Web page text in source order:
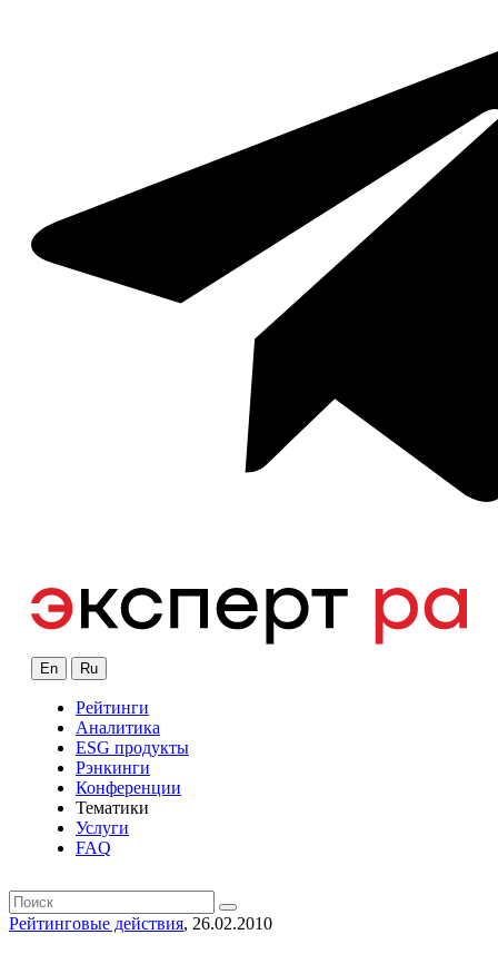
En Ru
Рейтинги
Аналитика
ESG продукты
Рэнкинги
Конференции
Тематики
Услуги
FAQ
Рейтинговые действия, 26.02.2010